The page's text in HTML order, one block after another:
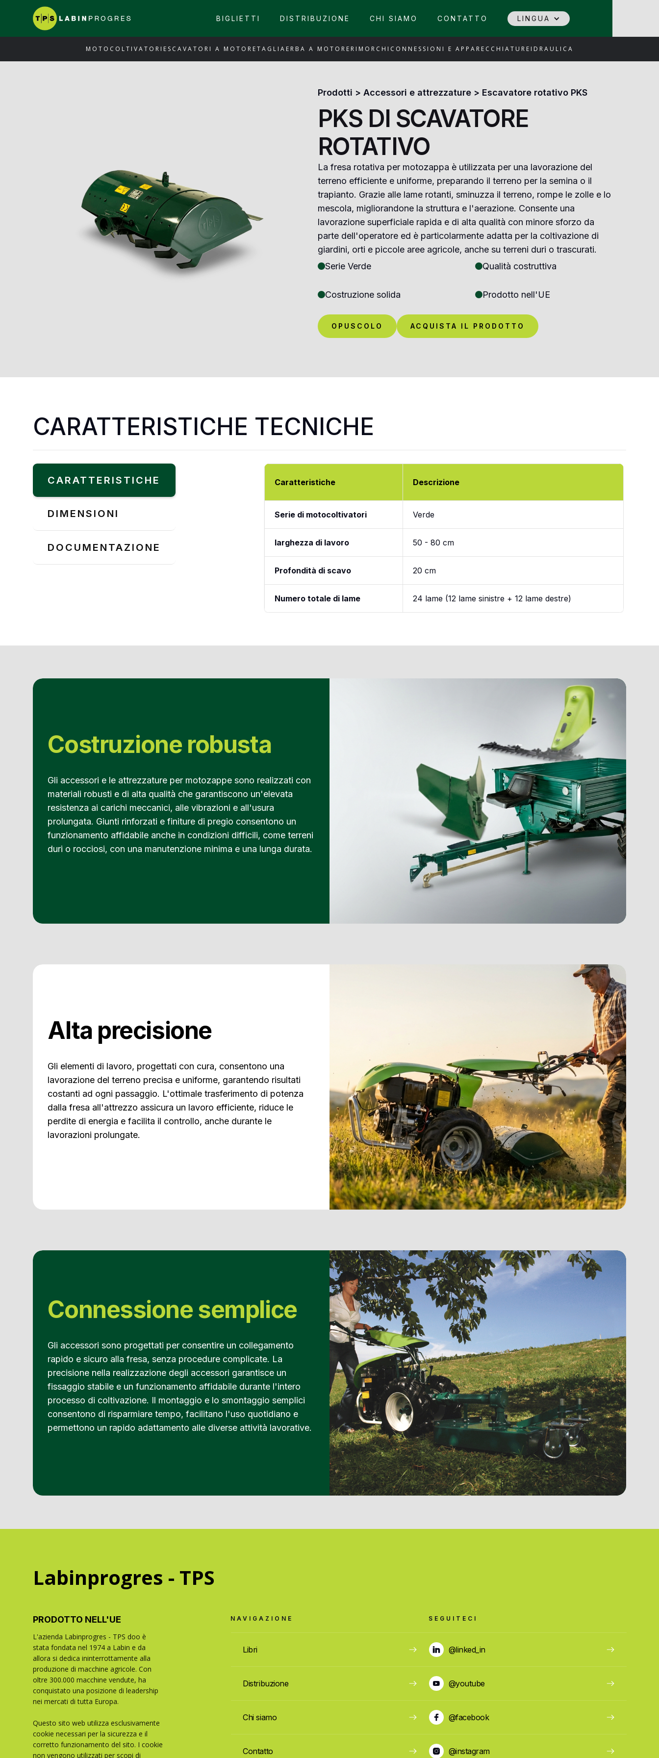
BIGLIETTI DISTRIBUZIONE CHI SIAMO CONTATTO LINGUA
MOTOCOLTIVATORI ESCAVATORI A MOTORETAGLIAERBA A MOTORE RIMORCHI CONNESSIONI E APPARECCHIATURE IDRAULICA
Prodotti > Accessori e attrezzature > Escavatore rotativo PKS
PKS DI SCAVATORE
ROTATIVO
La fresa rotativa per motozappa è utilizzata per una lavorazione del
terreno efficiente e uniforme, preparando il terreno per la semina o il
trapianto. Grazie alle lame rotanti, sminuzza il terreno, rompe le zolle e lo
mescola, migliorandone la struttura e l'aerazione. Consente una
lavorazione superficiale rapida e di alta qualità con minore sforzo da
parte dell'operatore ed è particolarmente adatta per la coltivazione di
giardini, orti e piccole aree agricole, anche su terreni duri o trascurati.
Serie Verde
Qualità costruttiva
Costruzione solida Prodotto nell'UE
OPUSCOLO ACQUISTA IL PRODOTTO
CARATTERISTICHE TECNICHE
CARATTERISTICHE
DIMENSIONI
DOCUMENTAZIONE
Caratteristiche Descrizione
Serie di motocoltivatori Verde
larghezza di lavoro 50 - 80 cm
Profondità di scavo 20 cm
Numero totale di lame 24 lame (12 lame sinistre + 12 lame destre)
Costruzione robusta
Gli accessori e le attrezzature per motozappe sono realizzati con
materiali robusti e di alta qualità che garantiscono un'elevata
resistenza ai carichi meccanici, alle vibrazioni e all'usura
prolungata. Giunti rinforzati e finiture di pregio consentono un
funzionamento affidabile anche in condizioni difficili, come terreni
duri o rocciosi, con una manutenzione minima e una lunga durata.
Alta precisione
Gli elementi di lavoro, progettati con cura, consentono una
lavorazione del terreno precisa e uniforme, garantendo risultati
costanti ad ogni passaggio. L'ottimale trasferimento di potenza
dalla fresa all'attrezzo assicura un lavoro efficiente, riduce le
perdite di energia e facilita il controllo, anche durante le
lavorazioni prolungate.
Connessione semplice
Gli accessori sono progettati per consentire un collegamento
rapido e sicuro alla fresa, senza procedure complicate. La
precisione nella realizzazione degli accessori garantisce un
fissaggio stabile e un funzionamento affidabile durante l'intero
processo di coltivazione. Il montaggio e lo smontaggio semplici
consentono di risparmiare tempo, facilitano l'uso quotidiano e
permettono un rapido adattamento alle diverse attività lavorative.
Labinprogres - TPS
SEGUITECI
@linked_in
@youtube
@facebook
@instagram
NAVIGAZIONE
Libri
Distribuzione
Chi siamo
Contatto
PRODOTTO NELL'UE
L'azienda Labinprogres - TPS doo è
stata fondata nel 1974 a Labin e da
allora si dedica ininterrottamente alla
produzione di macchine agricole. Con
oltre 300.000 macchine vendute, ha
conquistato una posizione di leadership
nei mercati di tutta Europa.
Questo sito web utilizza esclusivamente
cookie necessari per la sicurezza e il
corretto funzionamento del sito. I cookie
non vengono utilizzati per scopi di